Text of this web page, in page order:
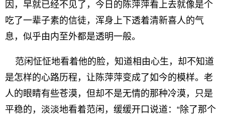
因，早就已经不见了，今日的陈萍萍看上去就像是个
吃了一辈子素的信徒，浑身上下透着清新喜人的气
息，似乎由内至外都是透明一般。
范闲怔怔地看着他的脸，知道相由心生，却不知道
是怎样的心路历程，让陈萍萍变成了如今的模样。老
人的眼睛有些苍漠，但却不是无情的那种冷漠，只是
平稳的，淡淡地看着范闲，缓缓开口说道：“除了那个